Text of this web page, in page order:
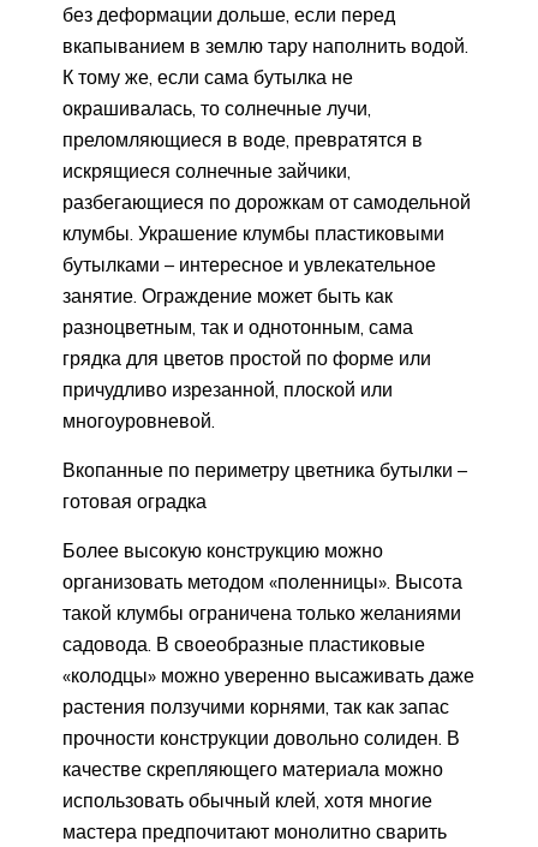
без деформации дольше, если перед
вкапыванием в землю тару наполнить водой.
К тому же, если сама бутылка не
окрашивалась, то солнечные лучи,
преломляющиеся в воде, превратятся в
искрящиеся солнечные зайчики,
разбегающиеся по дорожкам от самодельной
клумбы. Украшение клумбы пластиковыми
бутылками – интересное и увлекательное
занятие. Ограждение может быть как
разноцветным, так и однотонным, сама
грядка для цветов простой по форме или
причудливо изрезанной, плоской или
многоуровневой.
Вкопанные по периметру цветника бутылки –
готовая оградка
Более высокую конструкцию можно
организовать методом «поленницы». Высота
такой клумбы ограничена только желаниями
садовода. В своеобразные пластиковые
«колодцы» можно уверенно высаживать даже
растения ползучими корнями, так как запас
прочности конструкции довольно солиден. В
качестве скрепляющего материала можно
использовать обычный клей, хотя многие
мастера предпочитают монолитно сварить